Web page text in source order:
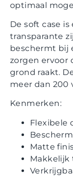
optimaal
De soft case
transparante
beschermt bij
zorgen ervoor
grond raakt.
meer dan 200
Kenmerken:
Flexibele
Matte
Makkelijk